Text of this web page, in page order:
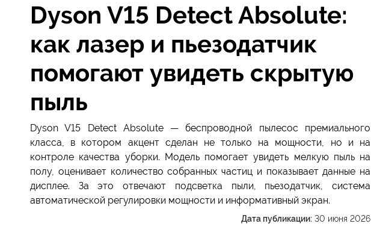
Dyson V15 Detect Absolute:
как лазер и пьезодатчик
помогают увидеть скрытую
пыль
Dyson V15 Detect Absolute — беспроводной пылесос премиального
класса, в котором акцент сделан не только на мощности, но и на
контроле качества уборки. Модель помогает увидеть мелкую пыль на
полу, оценивает количество собранных частиц и показывает данные на
дисплее. За это отвечают подсветка пыли, пьезодатчик, система
автоматической регулировки мощности и информативный экран.
Дата публикации: 30 июня 2026